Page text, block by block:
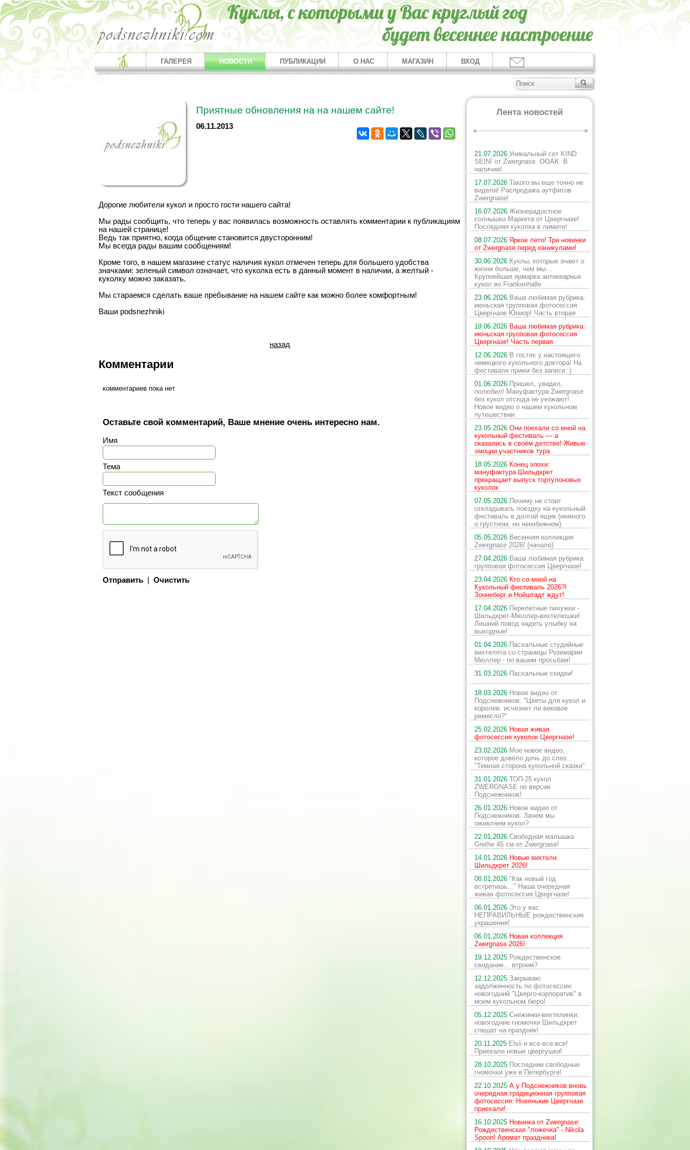
ГАЛЕРЕЯ НОВОСТИ ПУБЛИКАЦИИ О НАС МАГАЗИН ВХОД
Приятные обновления на на нашем сайте!
06.11.2013
Дорогие любители кукол и просто гости нашего сайта!
Мы рады сообщить, что теперь у вас появилась возможность оставлять комментарии к публикациям
на нашей странице!
Ведь так приятно, когда общение становится двусторонним!
Мы всегда рады вашим сообщениям!
Кроме того, в нашем магазине статус наличия кукол отмечен теперь для большего удобства
значками: зеленый символ означает, что куколка есть в данный момент в наличии, а желтый -
куколку можно заказать.
Мы стараемся сделать ваше пребывание на нашем сайте как можно более комфортным!
Ваши podsnezhniki
назад
Комментарии
комментариев пока нет
Оставьте свой комментарий, Ваше мнение очень интересно нам.
Имя
Тема
Текст сообщения
Отправить | Очистить
Лента новостей
21.07.2026 Уникальный сет KIND
SEIN! от Zwergnase. OOAK. В
наличии!
17.07.2026 Такого вы еще точно не
видели! Распродажа аутфитов
Zwergnase!
16.07.2026 Жизнерадостное
солнышко Маркета от Цвергназе!
Последняя куколка в лимите!
08.07.2026 Яркое лето! Три новинки
от Zwergnase перед каникулами!
30.06.2026 Куклы, которые знают о
жизни больше, чем мы…
Крупнейшая ярмарка антикварных
кукол во Frankenhalle
23.06.2026 Ваша любимая рубрика:
июньская групповая фотосессия
Цвергназе Юниор! Часть вторая
19.06.2026 Ваша любимая рубрика:
июньская групповая фотосессия
Цвергназе! Часть первая
12.06.2026 В гостях у настоящего
немецкого кукольного доктора! На
фестивале прием без записи :)
01.06.2026 Пришел, увидел,
полюбил! Мануфактура Zwergnase:
без кукол отсюда не уезжают!
Новое видео о нашем кукольном
путешествии
23.05.2026 Они поехали со мной на
кукольный фестиваль — а
оказались в своём детстве! Живые
эмоции участников тура
18.05.2026 Конец эпохи:
мануфактура Шильдкрет
прекращает выпуск тортулоновых
куколок
07.05.2026 Почему не стоит
откладывать поездку на кукольный
фестиваль в долгий ящик (немного
о грустном, но неизбежном)
05.05.2026 Весенняя коллекция
Zwergnase 2026! (начало)
27.04.2026 Ваша любимая рубрика:
групповая фотосессия Цвергназе!
23.04.2026 Кто со мной на
Кукольный фестиваль 2026?!
Зоннеберг и Нойштадт ждут!
17.04.2026 Перелетные пичужки -
Шильдкрет-Мюллер-вихтелюшки!
Лишний повод надеть улыбку на
выходные!
01.04.2026 Пасхальные студийные
вихтелята со страницы Роземарии
Мюллер - по вашим просьбам!
31.03.2026 Пасхальные скидки!
18.03.2026 Новое видео от
Подснежников: "Цветы для кукол и
королев: исчезнет ли вековое
ремесло?"
25.02.2026 Новая живая
фотосессия куколок Цвергназе!
23.02.2026 Мое новое видео,
которое довело дочь до слез...
"Темная сторона кукольной сказки"
31.01.2026 ТОП-25 кукол
ZWERGNASE по версии
Подснежников!
26.01.2026 Новое видео от
Подснежников: Зачем мы
оживляем кукол?
22.01.2026 Свободная малышка
Grethe 45 см от Zwergnase!
14.01.2026 Новые вихтели
Шильдкрет 2026!
08.01.2026 "Как новый год
встретишь..." Наша очередная
живая фотосессия Цвергназе!
06.01.2026 Это у вас
НЕПРАВИЛЬНЫЕ рождественские
украшения!
06.01.2026 Новая коллекция
Zwergnase 2026!
19.12.2025 Рождественское
свидание... втроем?
12.12.2025 Закрываю
задолженность по фотосессии:
новогодний "Цверго-корпоратив" в
моем кукольном бюро!
05.12.2025 Снежинки-вихтелинки:
новогодние гномочки Шильдкрет
спешат на праздник!
20.11.2025 Elsii и все-все-все!
Приехали новые цвергушки!
28.10.2025 Последние свободные
гномочки уже в Петербурге!
22.10.2025 А у Подснежников вновь
очередная традиционная групповая
фотосессия: Новенькие Цвергназе
приехали!
16.10.2025 Новинка от Zwergnase:
Рождественская "ложечка" - Nikola
Spoon! Аромат праздника!